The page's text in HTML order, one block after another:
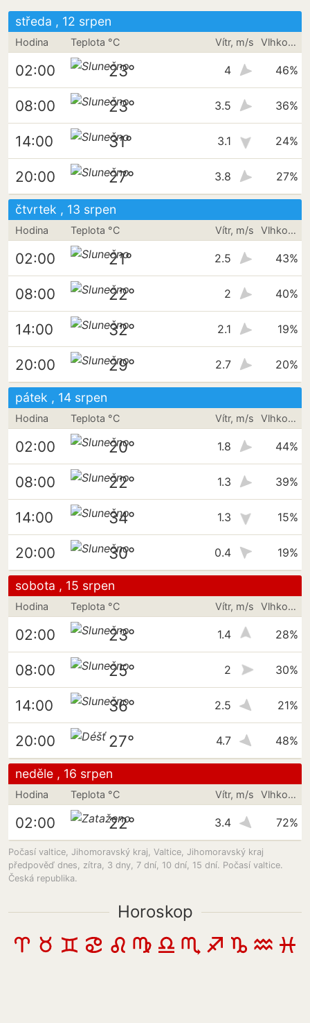
středa , 12 srpen
Hodina Teplota °C Vítr, m/s Vlhkost vzduchu
02:00 23° 4 46%
08:00 23° 3.5 36%
14:00 31° 3.1 24%
20:00 27° 3.8 27%
čtvrtek , 13 srpen
Hodina Teplota °C Vítr, m/s Vlhkost vzduchu
02:00 21° 2.5 43%
08:00 22° 2 40%
14:00 32° 2.1 19%
20:00 29° 2.7 20%
pátek , 14 srpen
Hodina Teplota °C Vítr, m/s Vlhkost vzduchu
02:00 20° 1.8 44%
08:00 22° 1.3 39%
14:00 34° 1.3 15%
20:00 30° 0.4 19%
sobota , 15 srpen
Hodina Teplota °C Vítr, m/s Vlhkost vzduchu
02:00 23° 1.4 28%
08:00 25° 2 30%
14:00 36° 2.5 21%
20:00 27° 4.7 48%
neděle , 16 srpen
Hodina Teplota °C Vítr, m/s Vlhkost vzduchu
02:00 22° 3.4 72%
Počasí valtice, Jihomoravský kraj, Valtice, Jihomoravský kraj
předpověď dnes, zítra, 3 dny, 7 dní, 10 dní, 15 dní. Počasí valtice.
Česká republika.
Horoskop